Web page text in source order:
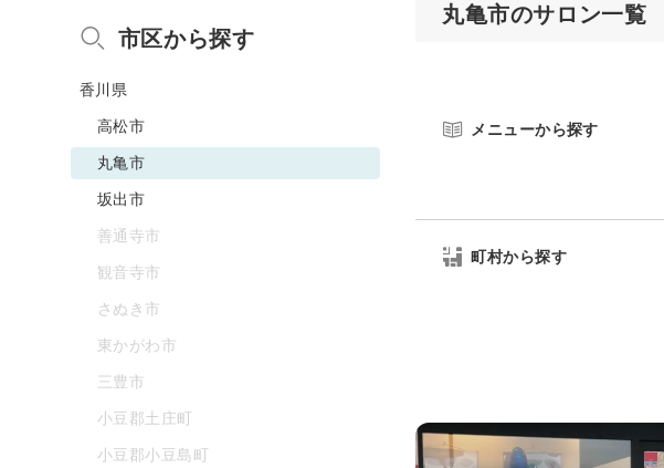
丸亀市のサロン一覧
メニューから探す
町村から探す
市区から探す
香川県
高松市
丸亀市
坂出市
善通寺市
観音寺市
さぬき市
東かがわ市
三豊市
小豆郡土庄町
小豆郡小豆島町